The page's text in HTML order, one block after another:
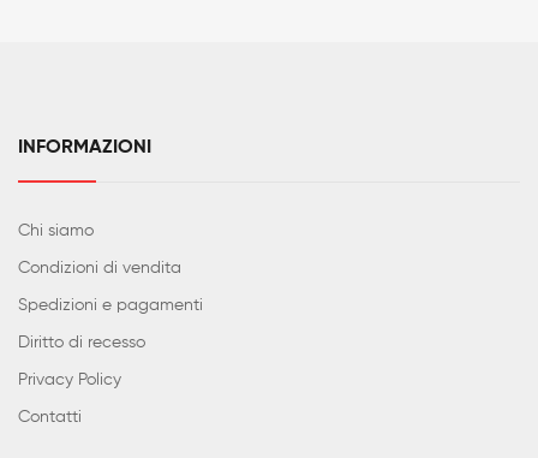
INFORMAZIONI
Chi siamo
Condizioni di vendita
Spedizioni e pagamenti
Diritto di recesso
Privacy Policy
Contatti